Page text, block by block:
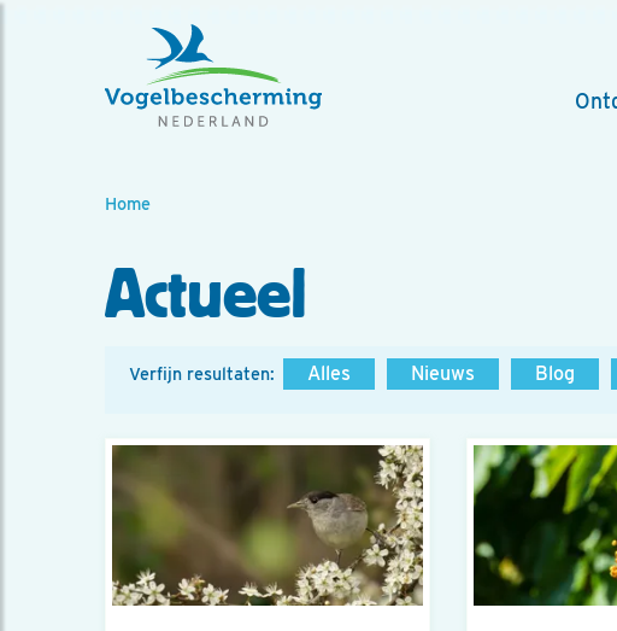
Home
Actueel
Verfijn resultaten: Alles Nieuws Blog